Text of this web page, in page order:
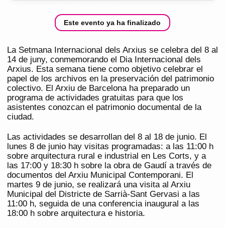
Este evento ya ha finalizado
La Setmana Internacional dels Arxius se celebra del 8 al
14 de juny, conmemorando el Dia Internacional dels
Arxius. Esta semana tiene como objetivo celebrar el
papel de los archivos en la preservación del patrimonio
colectivo. El Arxiu de Barcelona ha preparado un
programa de actividades gratuitas para que los
asistentes conozcan el patrimonio documental de la
ciudad.
Las actividades se desarrollan del 8 al 18 de junio. El
lunes 8 de junio hay visitas programadas: a las 11:00 h
sobre arquitectura rural e industrial en Les Corts, y a
las 17:00 y 18:30 h sobre la obra de Gaudí a través de
documentos del Arxiu Municipal Contemporani. El
martes 9 de junio, se realizará una visita al Arxiu
Municipal del Districte de Sarrià-Sant Gervasi a las
11:00 h, seguida de una conferencia inaugural a las
18:00 h sobre arquitectura e historia.